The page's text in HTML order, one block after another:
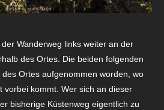
Wanderweg links weiter an der
des Ortes. Die beiden folgenden
Ortes aufgenommen worden, wo
vorbei kommt. Wer sich an dieser
bisherige Küstenweg eigentlich zu